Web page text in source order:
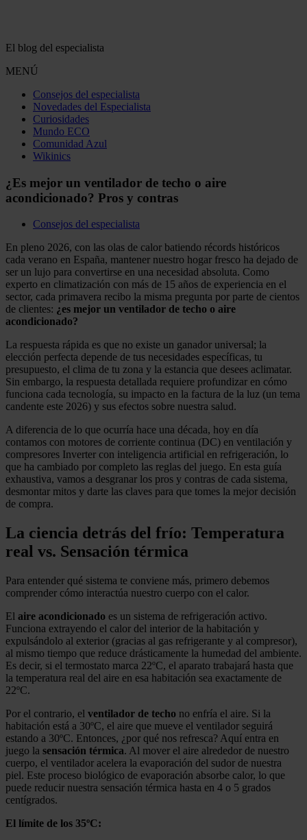
El blog del especialista
MENÚ
Consejos del especialista
Novedades del Especialista
Curiosidades
Mundo ECO
Comunidad Azul
Wikinics
¿Es mejor un ventilador de techo o aire
acondicionado? Pros y contras
Consejos del especialista
En pleno 2026, con las olas de calor batiendo récords históricos
cada verano en España, mantener nuestro hogar fresco ha dejado de
ser un lujo para convertirse en una necesidad absoluta. Como
experto en climatización con más de 15 años de experiencia en el
sector, cada primavera recibo la misma pregunta por parte de cientos
de clientes: ¿es mejor un ventilador de techo o aire
acondicionado?
La respuesta rápida es que no existe un ganador universal; la
elección perfecta depende de tus necesidades específicas, tu
presupuesto, el clima de tu zona y la estancia que desees aclimatar.
Sin embargo, la respuesta detallada requiere profundizar en cómo
funciona cada tecnología, su impacto en la factura de la luz (un tema
candente este 2026) y sus efectos sobre nuestra salud.
A diferencia de lo que ocurría hace una década, hoy en día
contamos con motores de corriente continua (DC) en ventilación y
compresores Inverter con inteligencia artificial en refrigeración, lo
que ha cambiado por completo las reglas del juego. En esta guía
exhaustiva, vamos a desgranar los pros y contras de cada sistema,
desmontar mitos y darte las claves para que tomes la mejor decisión
de compra.
La ciencia detrás del frío: Temperatura
real vs. Sensación térmica
Para entender qué sistema te conviene más, primero debemos
comprender cómo interactúa nuestro cuerpo con el calor.
El aire acondicionado es un sistema de refrigeración activo.
Funciona extrayendo el calor del interior de la habitación y
expulsándolo al exterior (gracias al gas refrigerante y al compresor),
al mismo tiempo que reduce drásticamente la humedad del ambiente.
Es decir, si el termostato marca 22ºC, el aparato trabajará hasta que
la temperatura real del aire en esa habitación sea exactamente de
22ºC.
Por el contrario, el ventilador de techo no enfría el aire. Si la
habitación está a 30ºC, el aire que mueve el ventilador seguirá
estando a 30ºC. Entonces, ¿por qué nos refresca? Aquí entra en
juego la sensación térmica. Al mover el aire alrededor de nuestro
cuerpo, el ventilador acelera la evaporación del sudor de nuestra
piel. Este proceso biológico de evaporación absorbe calor, lo que
puede reducir nuestra sensación térmica hasta en 4 o 5 grados
centígrados.
El límite de los 35ºC: